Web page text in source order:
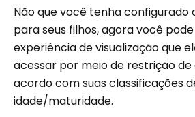
Não que você tenha configurado
para seus filhos, agora você
experiência de visualização que
acessar por meio de restrição
acordo com suas classificações
idade/maturidade.